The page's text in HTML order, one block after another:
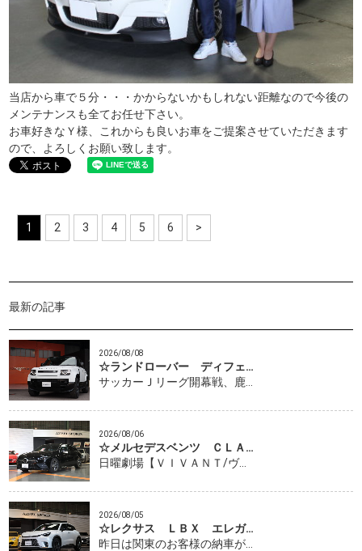
当店から車で５分・・・かからないかもしれない距離なので今後の
メンテナンスも全てお任せ下さい。
お車好きなＹ様、これからも良いお車をご提案させていただきます
ので、よろしくお願い致します。
1 2 3 4 5 6 >
最新の記事
2026/08/08
☆ランドローバー ディフェ…
サッカーＪリーグ開幕戦、鹿…
2026/08/06
☆メルセデスベンツ ＣＬＡ…
日曜劇場【ＶＩＶＡＮＴ/ヴ…
2026/08/05
☆レクサス ＬＢＸ エレガ…
昨日は関東のお客様の納車が…